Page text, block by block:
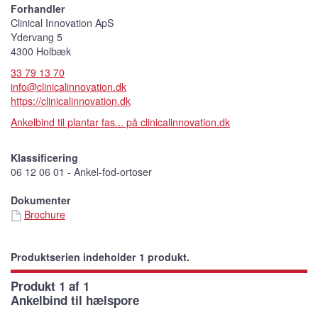
Forhandler
Clinical Innovation ApS
Ydervang 5
4300 Holbæk
33 79 13 70
info@clinicalinnovation.dk
https://clinicalinnovation.dk
Ankelbind til plantar fas... på clinicalinnovation.dk
Klassificering
06 12 06 01 - Ankel-fod-ortoser
Dokumenter
Brochure
Produktserien indeholder 1 produkt.
Produkt 1 af 1
Ankelbind til hælspore